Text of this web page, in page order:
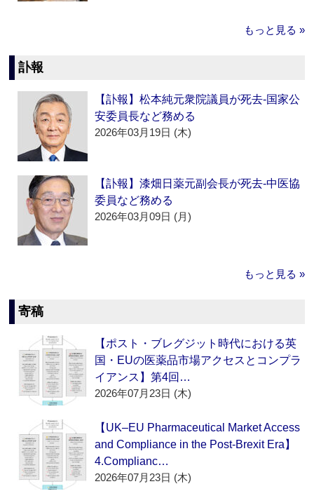
もっと見る »
訃報
【訃報】松本純元衆院議員が死去‐国家公
安委員長など務める
2026年03月19日 (木)
【訃報】漆畑日薬元副会長が死去‐中医協
委員など務める
2026年03月09日 (月)
もっと見る »
寄稿
【ポスト・ブレグジット時代における英
国・EUの医薬品市場アクセスとコンプラ
イアンス】第4回…
2026年07月23日 (木)
【UK–EU Pharmaceutical Market Access
and Compliance in the Post-Brexit Era】
4.Complianc…
2026年07月23日 (木)